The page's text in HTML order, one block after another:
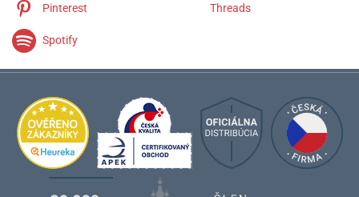
Pinterest Threads
Spotify